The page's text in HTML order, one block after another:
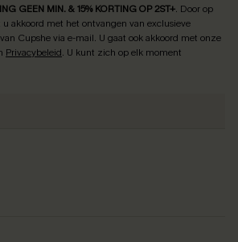
GEEN MIN. & 15% KORTING OP 2ST+. Door op
akkoord met het ontvangen van exclusieve
Cupshe via e-mail. U gaat ook akkoord met onze
Privacybeleid. U kunt zich op elk moment